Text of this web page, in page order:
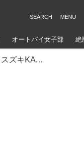
オートバイ女子部 絶
プロトKATANA（スズキKATANA）世界の優れたパーツをKATANAにフィッティング！#Heritage&Legends